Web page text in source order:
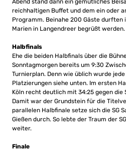
Abend stand dann ein gemütliches
reichhaltigen Buffet und dem ein oder
Programm. Beinahe 200 Gäste durften
Marien in Langendreer begrüßt werden.
Halbfinals
Ehe die beiden Halbfinals über die
Sonntagmorgen bereits um 9:30
Turnierplan. Denn wie üblich wurde
Platzierungen siehe unten. Im ersten
Köln recht deutlich mit 34:25 gegen die
Damit war der Grundstein für die
parallelen Halbfinale setze sich die SG
Gießen durch. So lebte der Traum der
weiter.
Finale